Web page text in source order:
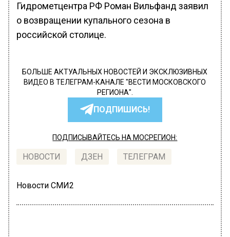
Гидрометцентра РФ Роман Вильфанд заявил
о возвращении купального сезона в
российской столице.
БОЛЬШЕ АКТУАЛЬНЫХ НОВОСТЕЙ И ЭКСКЛЮЗИВНЫХ
ВИДЕО В ТЕЛЕГРАМ-КАНАЛЕ "ВЕСТИ МОСКОВСКОГО
РЕГИОНА".
ПОДПИШИСЬ!
ПОДПИСЫВАЙТЕСЬ НА МОСРЕГИОН:
НОВОСТИ ДЗЕН ТЕЛЕГРАМ
Новости СМИ2